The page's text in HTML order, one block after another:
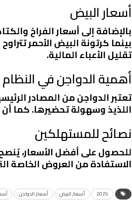
أسعار البيض
تقليل الأعباء المالية.
أهمية الدواجن في
تعتبر الدواجن من المصادر
اللذيذ وسهولة تحضيرها. كما أن
نصائح للمستهلكين
للحصول على أفضل الأسعار،
الاستفادة من العروض الخاصة
2025 أسعار البيض أسعار الدواجن